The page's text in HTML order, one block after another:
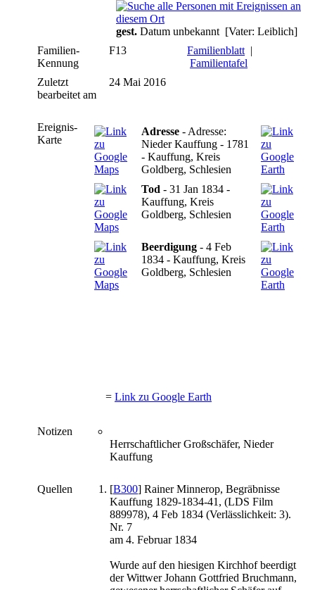
gest. Datum unbekannt [Vater: Leiblich]
Familien-
Kennung
F13 Familienblatt |
Familientafel
Zuletzt
bearbeitet am
24 Mai 2016
Ereignis-
Karte
Adresse - Adresse:
Nieder Kauffung - 1781
- Kauffung, Kreis
Goldberg, Schlesien
Tod - 31 Jan 1834 -
Kauffung, Kreis
Goldberg, Schlesien
Beerdigung - 4 Feb
1834 - Kauffung, Kreis
Goldberg, Schlesien
= Link zu Google Earth
Notizen
Herrschaftlicher Großschäfer, Nieder
Kauffung
Quellen [B300] Rainer Minnerop, Begräbnisse
Kauffung 1829-1834-41, (LDS Film
889978), 4 Feb 1834 (Verlässlichkeit: 3).
Nr. 7
am 4. Februar 1834
Wurde auf den hiesigen Kirchhof beerdigt
der Wittwer Johann Gottfried Bruchmann,